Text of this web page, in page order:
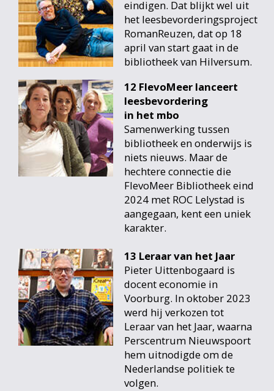
12 FlevoMeer lanceert
leesbevordering
in het mbo
Samenwerking tussen
bibliotheek en onderwijs is
niets nieuws. Maar de
hechtere connectie die
FlevoMeer Bibliotheek eind
2024 met ROC Lelystad is
aangegaan, kent een uniek
karakter.
eindigen. Dat blijkt wel uit
het leesbevorderingsproject
RomanReuzen, dat op 18
april van start gaat in de
bibliotheek van Hilversum.
13 Leraar van het Jaar
Pieter Uittenbogaard is
docent economie in
Voorburg. In oktober 2023
werd hij verkozen tot
Leraar van het Jaar, waarna
Perscentrum Nieuwspoort
hem uitnodigde om de
Nederlandse politiek te
volgen.